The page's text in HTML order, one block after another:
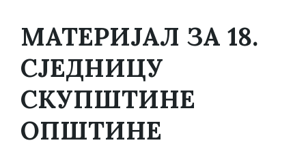
МАТЕРИЈАЛ ЗА 18.
СЈЕДНИЦУ
СКУПШТИНЕ
ОПШТИНЕ